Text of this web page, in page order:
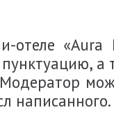
отеле «Aura
а
написанного.